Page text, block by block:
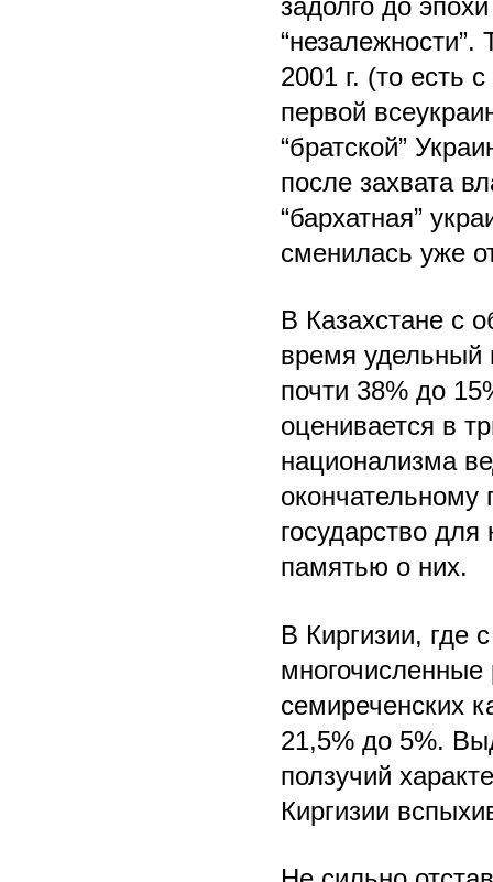
“незалежности”.
2001 г. (то есть
первой
“братской”
после захвата
“бархатная”
сменилась уже
В Казахстане с
время удельный
почти 38% до
оценивается в
национализма
окончательному
государство
памятью о них.
В Киргизии, где
многочисленные
семиреченских
21,5% до 5%.
ползучий
Киргизии